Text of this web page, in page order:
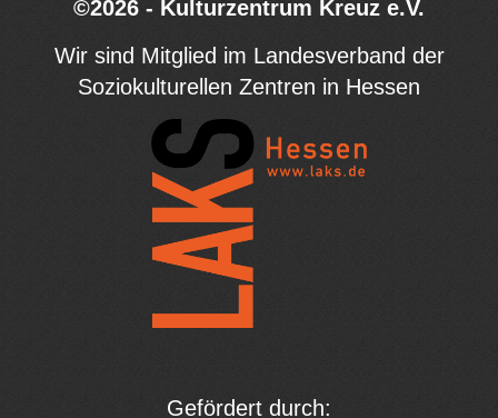
©2026 - Kulturzentrum Kreuz e.V.
Wir sind Mitglied im Landesverband der
Soziokulturellen Zentren in Hessen
Gefördert durch: